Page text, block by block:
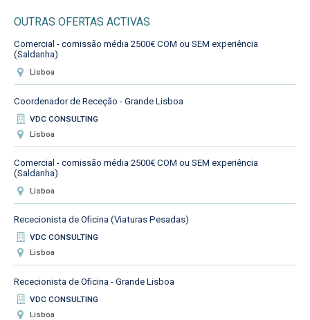
OUTRAS OFERTAS ACTIVAS
Comercial - comissão média 2500€ COM ou SEM experiência
(Saldanha)
Lisboa
Coordenador de Receção - Grande Lisboa
VDC CONSULTING
Lisboa
Comercial - comissão média 2500€ COM ou SEM experiência
(Saldanha)
Lisboa
Rececionista de Oficina (Viaturas Pesadas)
VDC CONSULTING
Lisboa
Rececionista de Oficina - Grande Lisboa
VDC CONSULTING
Lisboa